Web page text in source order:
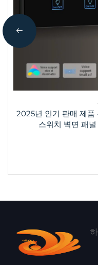
2025년 인기 판매 제품
스위치 벽면 패